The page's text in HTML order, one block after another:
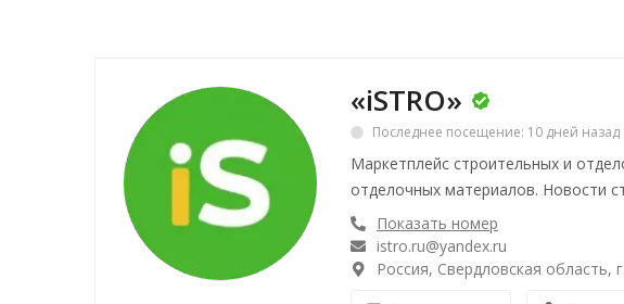
«iSTRO»
Последнее посещение: 10 дней назад
Маркетплейс строительных и
отделочных материалов. Новости
Показать номер
istro.ru@yandex.ru
Россия, Свердловская область,